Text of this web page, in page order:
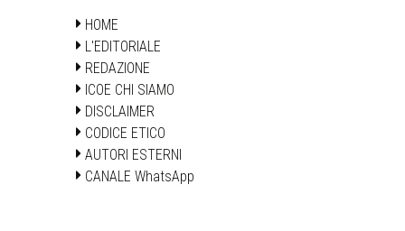
HOME
L'EDITORIALE
REDAZIONE
ICOE CHI SIAMO
DISCLAIMER
CODICE ETICO
AUTORI ESTERNI
CANALE WhatsApp